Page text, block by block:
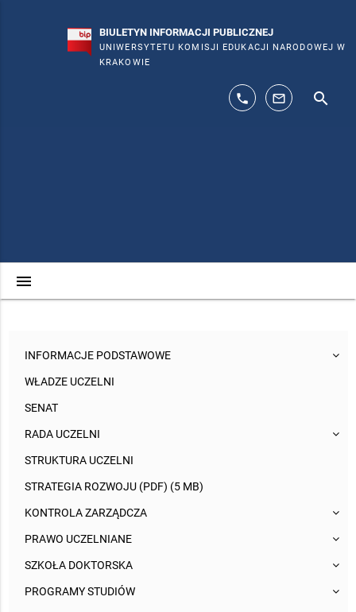
BIULETYN INFORMACJI PUBLICZNEJ
UNIWERSYTETU KOMISJI EDUKACJI NARODOWEJ W
KRAKOWIE
phone mail_outline search
menu
INFORMACJE PODSTAWOWE
WŁADZE UCZELNI
SENAT
RADA UCZELNI
STRUKTURA UCZELNI
STRATEGIA ROZWOJU (PDF) (5 MB)
KONTROLA ZARZĄDCZA
PRAWO UCZELNIANE
SZKOŁA DOKTORSKA
PROGRAMY STUDIÓW